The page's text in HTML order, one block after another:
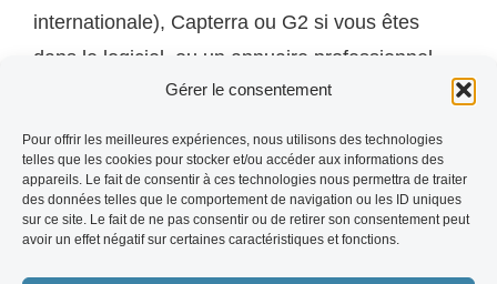
Gérer le consentement
Pour offrir les meilleures expériences, nous utilisons des technologies
telles que les cookies pour stocker et/ou accéder aux informations des
appareils. Le fait de consentir à ces technologies nous permettra de traiter
des données telles que le comportement de navigation ou les ID uniques
sur ce site. Le fait de ne pas consentir ou de retirer son consentement peut
avoir un effet négatif sur certaines caractéristiques et fonctions.
internationale), Capterra ou G2 si vous êtes
dans le logiciel, ou un annuaire professionnel
sectoriel. Deux à trois plateformes bien gérées
valent mieux que six profils abandonnés.
Q : Comment répondre à un avis négatif sans
aggraver la situation ?